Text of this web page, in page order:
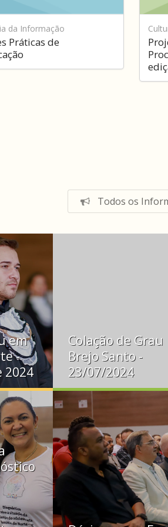
da Informação
Práticas de
Todos os
em
-
2024
Colação de Grau
Brejo Santo -
23/07/2024